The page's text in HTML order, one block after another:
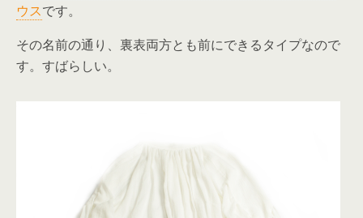
ウスです。
その名前の通り、裏表両方とも前にできるタイプなので
す。すばらしい。